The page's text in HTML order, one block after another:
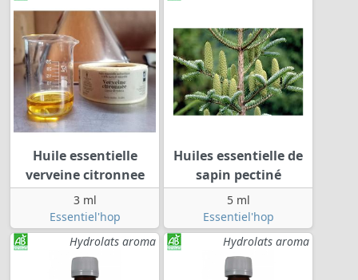
Huile essentielle
verveine citronnee
3 ml
Essentiel'hop
Huiles essentielle de
sapin pectiné
5 ml
Essentiel'hop
Hydrolats aroma
Hydrolats aroma